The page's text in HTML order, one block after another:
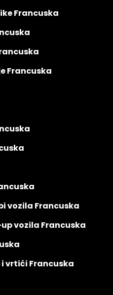
Francuska
Francuska
vozila Francuska
vozila Francuska
vrtići Francuska